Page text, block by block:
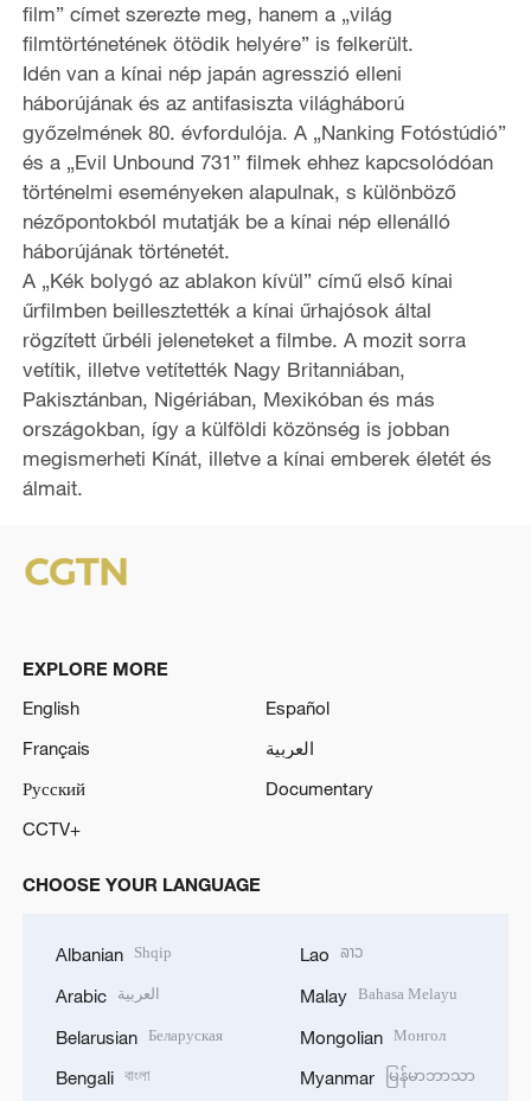
film” címet szerezte meg, hanem a „világ
filmtörténetének ötödik helyére” is felkerült.
Idén van a kínai nép japán agresszió elleni
háborújának és az antifasiszta világháború
győzelmének 80. évfordulója. A „Nanking Fotóstúdió”
és a „Evil Unbound 731” filmek ehhez kapcsolódóan
történelmi eseményeken alapulnak, s különböző
nézőpontokból mutatják be a kínai nép ellenálló
háborújának történetét.
A „Kék bolygó az ablakon kívül” című első kínai
űrfilmben beillesztették a kínai űrhajósok által
rögzített űrbéli jeleneteket a filmbe. A mozit sorra
vetítik, illetve vetítették Nagy Britanniában,
Pakisztánban, Nigériában, Mexikóban és más
országokban, így a külföldi közönség is jobban
megismerheti Kínát, illetve a kínai emberek életét és
álmait.
EXPLORE MORE
English
Español
Français
العربية
Русский
Documentary
CCTV+
CHOOSE YOUR LANGUAGE
Albanian Shqip
Arabic العربية
Belarusian Беларуская
Bengali বাংলা
Lao ລາວ
Malay Bahasa Melayu
Mongolian Монгол
Myanmar မြန်မာဘာသာ